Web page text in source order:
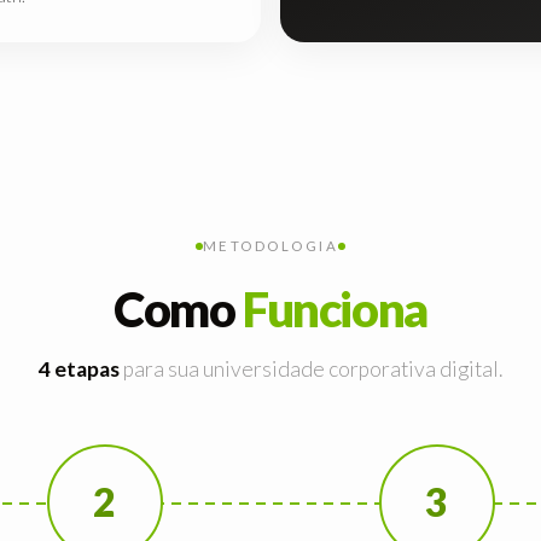
METODOLOGIA
ComoFunciona
4 etapaspara sua universidade corporativa digital.
2 3